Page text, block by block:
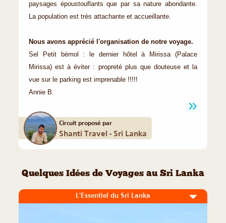
paysages époustouflants que par sa nature abondante.
La population est très attachante et accueillante.
Nous avons apprécié l'organisation de notre voyage.
Sel Petit bémol : le dernier hôtel à Mirissa (Palace
Mirissa) est à éviter : propreté plus que douteuse et la
vue sur le parking est imprenable !!!!!
Annie B.
Circuit proposé par
Shanti Travel - Sri Lanka
Quelques Idées de Voyages au Sri Lanka
L'Essentiel du Sri Lanka